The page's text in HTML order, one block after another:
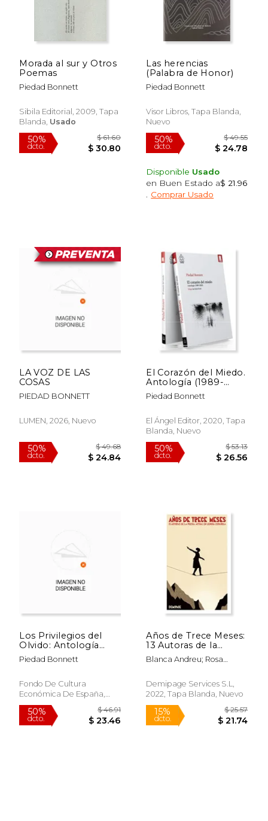
50% 40%
50%
dcto.
Morada al sur y Otros
Poemas
Piedad Bonnett
Sibila Editorial, 2009, Tapa
Blanda, Usado
50%
dcto. $ 30.80
Las herencias
(Palabra de Honor)
Piedad Bonnett
Visor Libros, Tapa Blanda,
Nuevo
50%
dcto. $
Disponible Usado
en Buen Estado a$ 21.96
Comprar Usado
LA VOZ DE LAS
COSAS
PIEDAD BONNETT
LUMEN, 2026, Nuevo
El Corazón del Miedo.
Antología (1989-
2020)
Piedad Bonnett
El Ángel Editor, 2020, Tapa
Blanda, Nuevo
Los Privilegios del
Olvido: Antología
Personal
Piedad Bonnett
Fondo De Cultura
Económica De España,
S.L., 1 Edición, Tapa Blanda,
Nuevo
Años de Trece Meses:
13 Autoras de la
Poesía Actual en
Lengua Española
Blanca Andreu; Rosa
Isla Correyero; Berta
García Faet; Raquel
Lanseros
Demipage Services S.L,
2022, Tapa Blanda, Nuevo